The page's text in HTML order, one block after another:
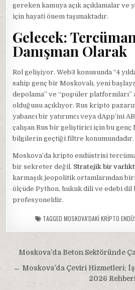
gereken kamuya açık açıklamalar ve
için hayati önem taşımaktadır.
Gelecek:
Danışman Olarak
Rol gelişiyor. Web3 konusunda “4
sahip genç bir Moskovalı, yeni
depolama” ve “popüler platformları”
olduğunu açıklıyor. Rus kripto
yabancı bir yatırımcı veya dApp’ini
çalışan Rus bir geliştirici için bu genç
bilgilerin geçtiği filtre konumundadır.
Moskova’da kripto endüstrisi
bir sekreter değil. Stratejik bir
karmaşık jeopolitik ortamlarından
ölçüde Python, hukuk dili ve edebi
profesyoneldir.
TAGGED MOSKOVA’DAKI KRIPTO
Yazı
gezinmesi
Moskova’da Beton Sektöründe
← Moskova’da Çeviri Hizmetleri:
2026